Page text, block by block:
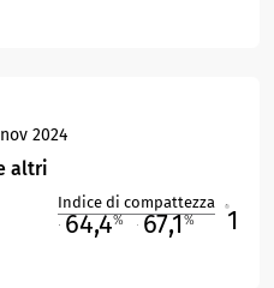
2024
altri
Indice di compattezza
64,4% 67,1% 1